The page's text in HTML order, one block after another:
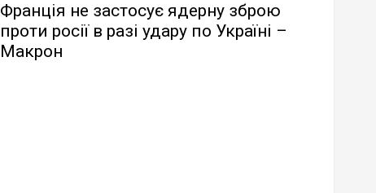
Франція не застосує ядерну зброю
проти росії в разі удару по Україні –
Макрон